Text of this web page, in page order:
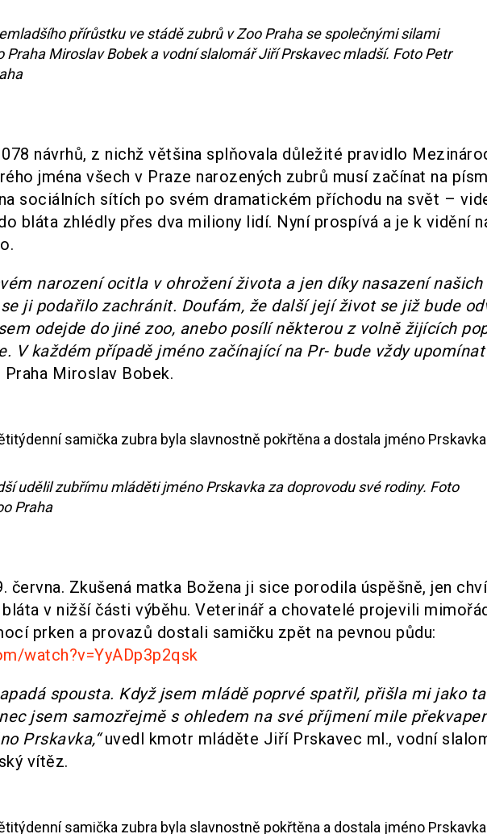
přírůstku ve stádě zubrů v Zoo Praha se společnými silami
Praha Miroslav Bobek a vodní slalomář Jiří Prskavec mladší. Foto Petr
návrhů, z nichž většina splňovala důležité pravidlo
jména všech v Praze narozených zubrů musí začínat na
sociálních sítích po svém dramatickém příchodu na svět –
bláta zhlédly přes dva miliony lidí. Nyní prospívá a je k vidění
narození ocitla v ohrožení života a jen díky nasazení našich
ji podařilo zachránit. Doufám, že další její život se již bude
odejde do jiné zoo, anebo posílí některou z volně žijících
V každém případě jméno začínající na Pr- bude vždy
Miroslav Bobek.
udělil zubřímu mláděti jméno Prskavka za doprovodu své rodiny. Foto
Praha
června. Zkušená matka Božena ji sice porodila úspěšně, jen
v nižší části výběhu. Veterinář a chovatelé projevili
prken a provazů dostali samičku zpět na pevnou půdu:
watch?v=YyADp3p2qsk
spousta. Když jsem mládě poprvé spatřil, přišla mi jako
jsem samozřejmě s ohledem na své příjmení mile
Prskavka,“uvedl kmotr mláděte Jiří Prskavec ml., vodní
vítěz.